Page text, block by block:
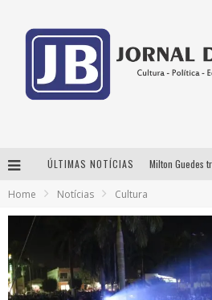
ÚLTIMAS NOTÍCIAS
Home Notícias Cultura